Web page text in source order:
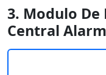
3. Modulo De
Central